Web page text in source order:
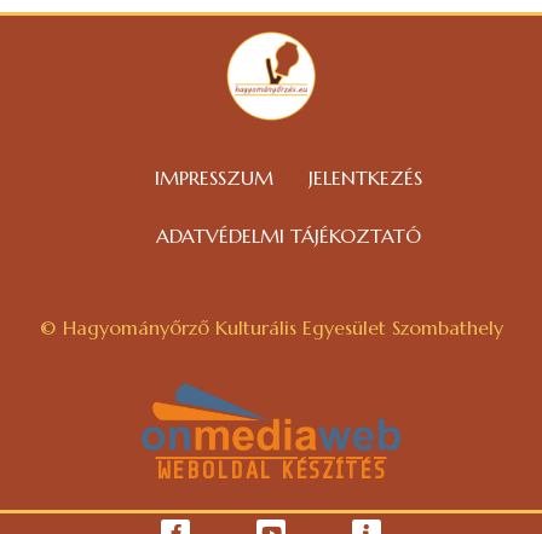
IMPRESSZUM JELENTKEZÉS
ADATVÉDELMI TÁJÉKOZTATÓ
© Hagyományőrző Kulturális Egyesület Szombathely
WEBOLDAL KÉSZÍTÉS